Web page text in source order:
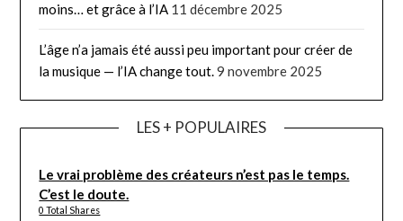
moins… et grâce à l’IA 11 décembre 2025
L’âge n’a jamais été aussi peu important pour créer de
la musique — l’IA change tout.9 novembre 2025
LES + POPULAIRES
Le vrai problème des créateurs n’est pas le temps.
C’est le doute.
0 Total Shares